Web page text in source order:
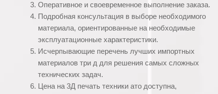
Оперативное и своевременное выполнение заказа.
Подробная консультация в выборе необходимого
материала, ориентированные на необходимые
эксплуатационные характеристики.
Исчерпывающие перечень лучших импортных
материалов три д для решения самых сложных
технических задач.
Цена на 3Д печать техники ато доступна,